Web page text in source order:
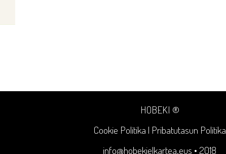
HOBEKI ®
Cookie Politika | Pribatutasun Politika
info@hobekielkartea.eus • 2018